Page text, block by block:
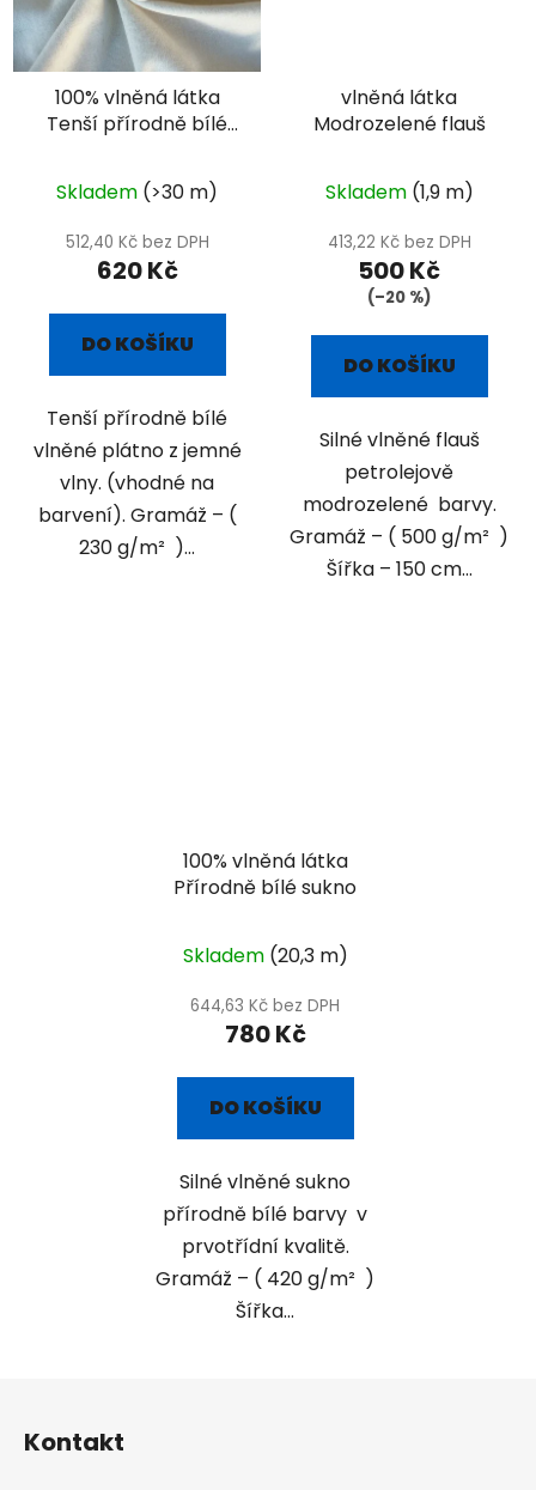
100% vlněná látka
Tenší přírodně bílé
Skladem (>30 m)
512,40 Kč bez DPH
620 Kč
DO KOŠÍKU
Tenší přírodně bílé
vlněné plátno z jemné
vlny. (vhodné na
barvení). Gramáž – (
230 g/m² )...
vlněná látka
Modrozelené flauš
Skladem (1,9 m)
413,22 Kč bez DPH
500 Kč
(–20 %)
DO KOŠÍKU
Silné vlněné flauš
petrolejově
modrozelené barvy.
Gramáž – ( 500 g/m² )
Šířka – 150 cm...
100% vlněná látka
Přírodně bílé sukno
Skladem (20,3 m)
644,63 Kč bez DPH
780 Kč
DO KOŠÍKU
Silné vlněné sukno
přírodně bílé barvy v
prvotřídní kvalitě.
Gramáž – ( 420 g/m² )
Šířka...
Kontakt